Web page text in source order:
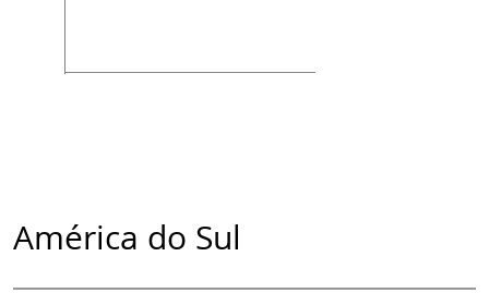
América do Sul